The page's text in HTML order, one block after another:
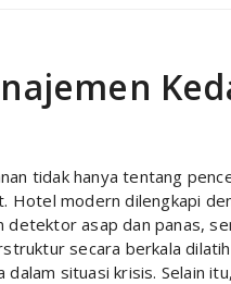
tidak hanya tentang
Hotel modern dilengkapi
detektor asap dan panas,
secara berkala
dalam situasi krisis. Selain itu,